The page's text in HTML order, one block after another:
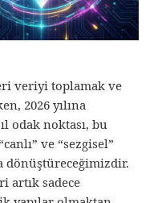
veriyi toplamak ve
2026 yılına
odak noktası, bu
ve “sezgisel”
dönüştüreceğimizdir.
artık sadece